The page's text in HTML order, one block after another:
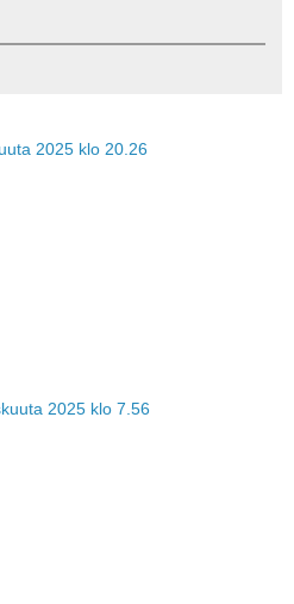
2025 klo 20.26
2025 klo 7.56